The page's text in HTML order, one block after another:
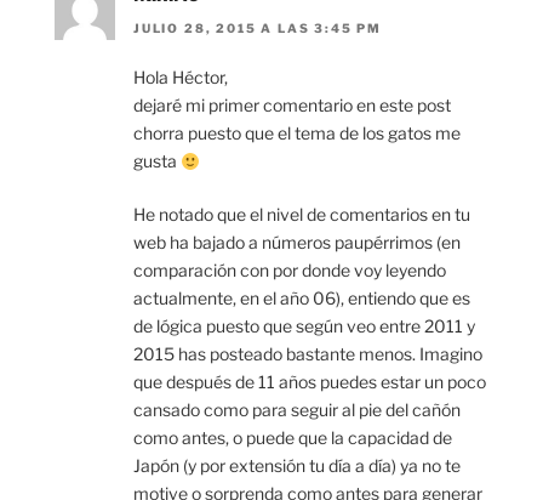
JULIO 28, 2015 A LAS 3:45 PM
Hola Héctor,
dejaré mi primer comentario en este post
chorra puesto que el tema de los gatos me
gusta
He notado que el nivel de comentarios en tu
web ha bajado a números paupérrimos (en
comparación con por donde voy leyendo
actualmente, en el año 06), entiendo que es
de lógica puesto que según veo entre 2011 y
2015 has posteado bastante menos. Imagino
que después de 11 años puedes estar un poco
cansado como para seguir al pie del cañón
como antes, o puede que la capacidad de
Japón (y por extensión tu día a día) ya no te
motive o sorprenda como antes para generar